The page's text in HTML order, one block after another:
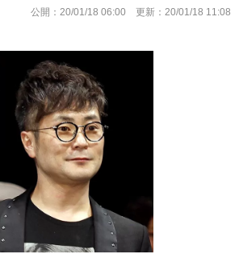
公開： 20/01/18 06:00 更新： 20/01/18 11:08